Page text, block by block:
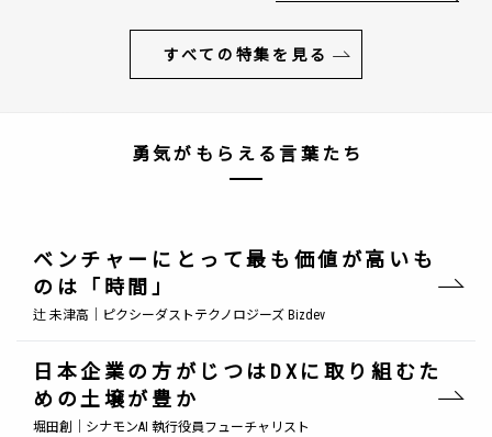
すべての特集を見る
勇気がもらえる言葉たち
ベンチャーにとって最も価値が高いも
のは「時間」
辻 未津高｜ピクシーダストテクノロジーズ Bizdev
日本企業の方がじつはDXに取り組むた
めの土壌が豊か
堀田創｜シナモンAI 執行役員フューチャリスト